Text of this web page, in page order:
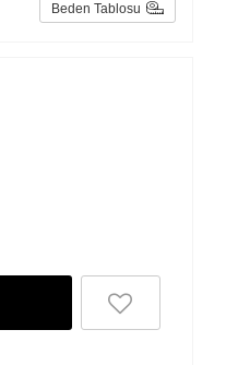
Beden Tablosu